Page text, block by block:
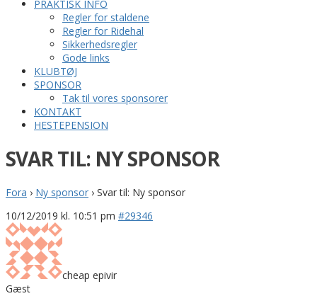
PRAKTISK INFO
Regler for staldene
Regler for Ridehal
Sikkerhedsregler
Gode links
KLUBTØJ
SPONSOR
Tak til vores sponsorer
KONTAKT
HESTEPENSION
SVAR TIL: NY SPONSOR
Fora › Ny sponsor › Svar til: Ny sponsor
10/12/2019 kl. 10:51 pm #29346
cheap epivir
Gæst